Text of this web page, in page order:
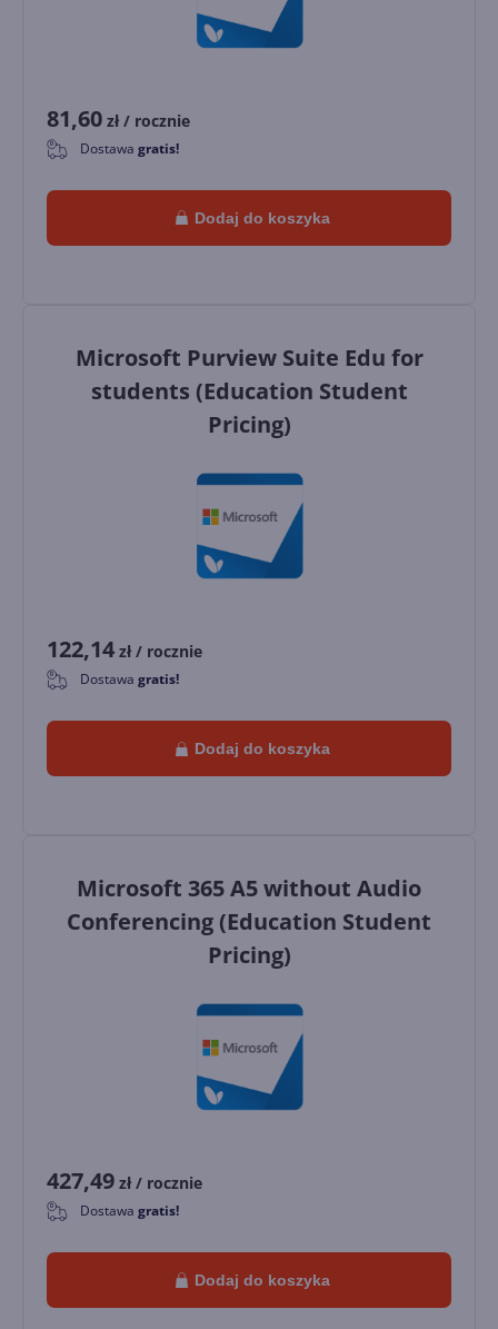
81,60 zł / rocznie
0 Dostawa gratis!
Dodaj do koszyka
Microsoft Purview Suite Edu for
students (Education Student
Pricing)
122,14 zł / rocznie
0 Dostawa gratis!
Dodaj do koszyka
Microsoft 365 A5 without Audio
Conferencing (Education Student
Pricing)
427,49 zł / rocznie
0 Dostawa gratis!
Dodaj do koszyka